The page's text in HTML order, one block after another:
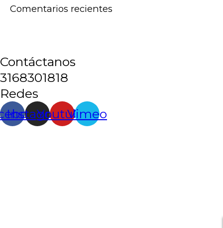
Comentarios recientes
Contáctanos
3168301818
Redes
Instagram
YoutubeVimeo